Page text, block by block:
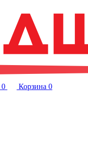
0 Корзина 0